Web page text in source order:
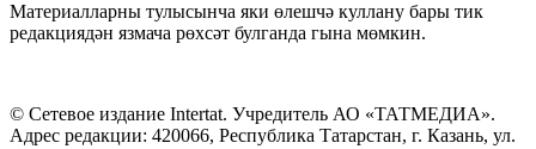
Материалларны тулысынча яки өлешчә куллану бары тик
редакциядән язмача рөхсәт булганда гына мөмкин.
© Сетевое издание Intertat. Учредитель АО «ТАТМЕДИА».
Адрес редакции: 420066, Республика Татарстан, г. Казань, ул.